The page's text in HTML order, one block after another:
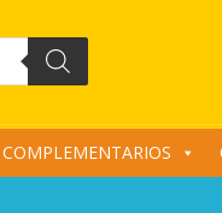
COMPLEMENTARIOS